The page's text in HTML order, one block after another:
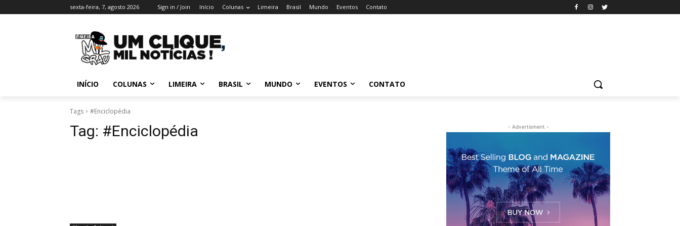
sexta-feira, 7, agosto 2026 Sign in / Join Início Colunas Limeira Brasil Mundo Eventos Contato
INÍCIO COLUNAS LIMEIRA BRASIL MUNDO EVENTOS CONTATO
Tags #Enciclopédia
Tag: #Enciclopédia - Advertisment -